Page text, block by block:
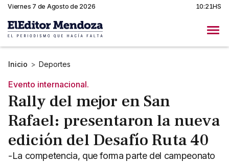
Viernes 7 de Agosto de 2026 10:21HS
Inicio > Deportes
Evento internacional.
Rally del mejor en San
Rafael: presentaron la nueva
edición del Desafío Ruta 40
-La competencia, que forma parte del campeonato